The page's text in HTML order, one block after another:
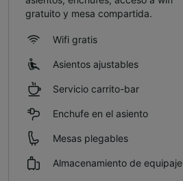
gratuito y mesa compartida.
Wifi gratis
Asientos ajustables
Servicio carrito-bar
Enchufe en el asiento
Mesas plegables
Almacenamiento de equipaje